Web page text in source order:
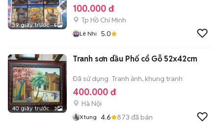
39 giây trước 5
100.000 đ
Tp Hồ Chí Minh
Lê Nhi 5.0
40 giây trước 3
Tranh sơn dầu Phố cổ Gỗ 52x42cm
Đã sử dụng Tranh ảnh, khung tranh
400.000 đ
Hà Nội
Xtung 4.6 873 đã bán